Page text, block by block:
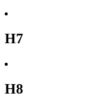
H7
H8